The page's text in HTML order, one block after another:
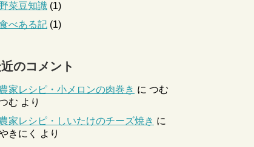
野菜豆知識 (1)
べある記 (1)
のコメント
農家レシピ・小メロンの肉巻き に つむ
む より
農家レシピ・しいたけのチーズ焼き に
きにく
より